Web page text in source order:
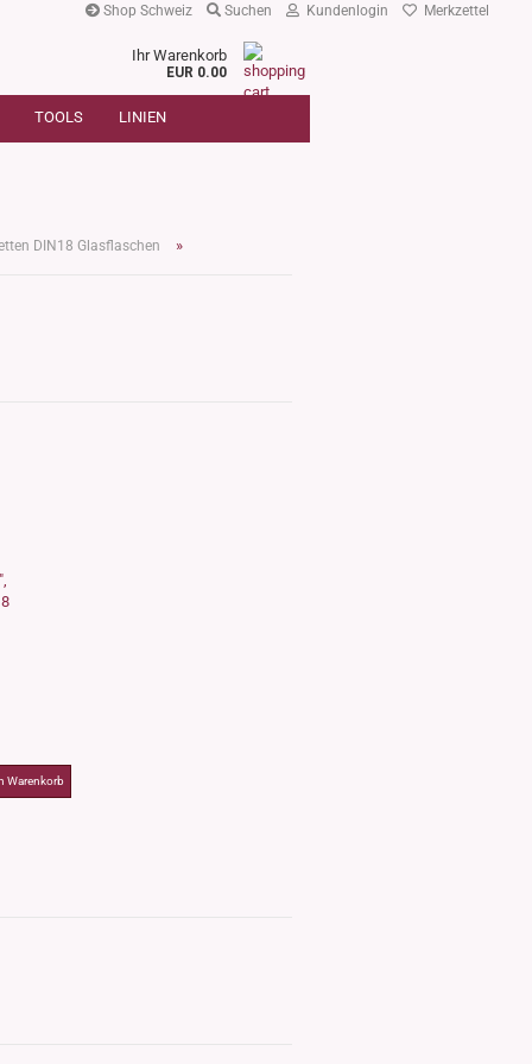
Shop Schweiz Suchen
SUCHE
oder
Kundenlogin
E-Mail
Merkzettel
Ihr Warenkorb
EUR 0.00
TOOLS LINIEN
DIN18 Glasflaschen »